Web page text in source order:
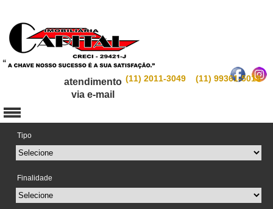
(11) 2011-3049 (11) 99361-5019
atendimento
via e-mail
Tipo
Finalidade